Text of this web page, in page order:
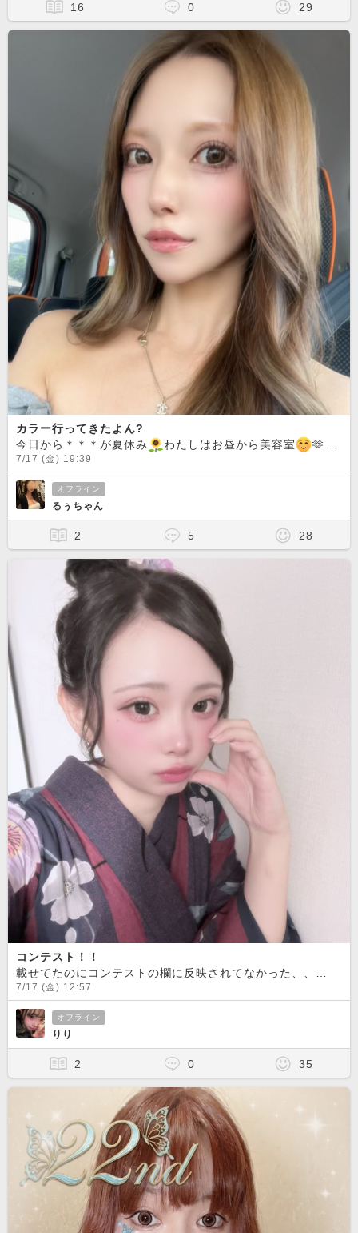
16 0 29
カラー行ってきたよん?
今日から＊＊＊が夏休み
わたしはお昼から美容室 ️🫶
7/17 (金) 19:39
オフライン
るぅちゃん
2 5 28
コンテスト！！
7/17 (金) 12:57
オフライン
りり
2 0 35